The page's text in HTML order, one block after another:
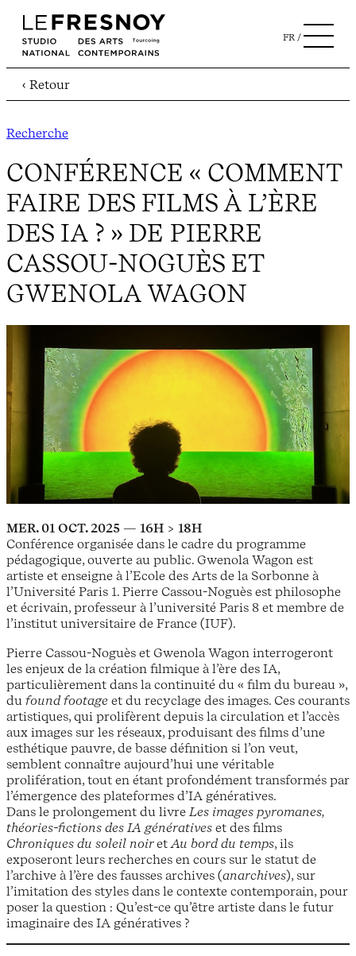
FR
‹ Retour
Recherche
CONFÉRENCE « COMMENT
FAIRE DES FILMS À L’ÈRE
DES IA ? » DE PIERRE
CASSOU-NOGUÈS ET
GWENOLA WAGON
MER. 01 OCT. 2025 — 16H > 18H
Conférence organisée dans le cadre du programme
pédagogique, ouverte au public. Gwenola Wagon est
artiste et enseigne à l’Ecole des Arts de la Sorbonne à
l’Université Paris 1. Pierre Cassou-Noguès est philosophe
et écrivain, professeur à l’université Paris 8 et membre de
l’institut universitaire de France (IUF).
Pierre Cassou-Noguès et Gwenola Wagon interrogeront
les enjeux de la création filmique à l’ère des IA,
particulièrement dans la continuité du « film du bureau »,
du found footage et du recyclage des images. Ces courants
artistiques, qui prolifèrent depuis la circulation et l’accès
aux images sur les réseaux, produisant des films d’une
esthétique pauvre, de basse définition si l’on veut,
semblent connaître aujourd’hui une véritable
prolifération, tout en étant profondément transformés par
l’émergence des plateformes d’IA génératives.
Dans le prolongement du livre Les images pyromanes,
théories-fictions des IA génératives et des films
Chroniques du soleil noiret Au bord du temps, ils
exposeront leurs recherches en cours sur le statut de
l’archive à l’ère des fausses archives (anarchives), sur
l’imitation des styles dans le contexte contemporain, pour
poser la question : Qu’est-ce qu’être artiste dans le futur
imaginaire des IA génératives ?